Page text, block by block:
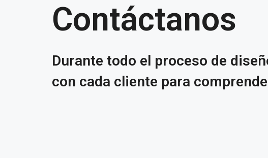
Contáctanos
Durante todo el proceso de
con cada cliente para